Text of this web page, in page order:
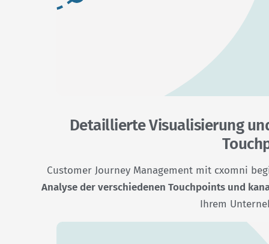
Detaillierte Visualisierung
Customer Journey Management mit cxomni
Analyse der verschiedenen Touchpoints und
Ihrem